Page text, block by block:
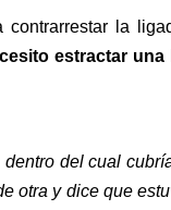
la
estractar
del cual
otra y dice que